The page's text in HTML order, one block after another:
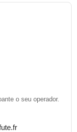
o seu operador.